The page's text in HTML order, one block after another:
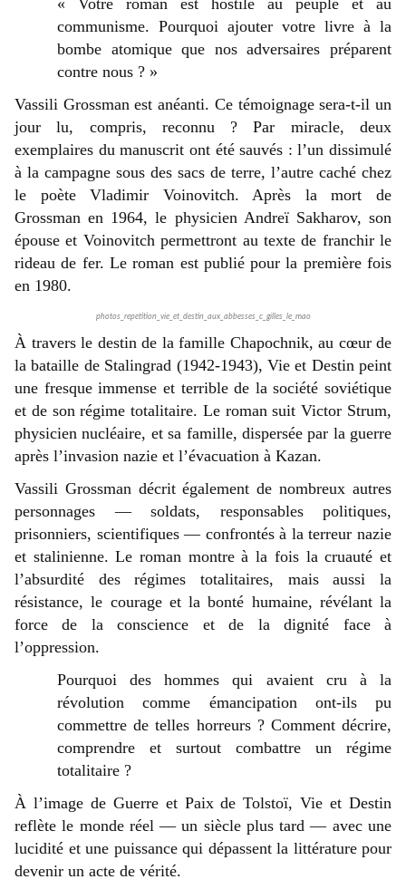
« Votre roman est hostile au peuple et au
communisme. Pourquoi ajouter votre livre à la
bombe atomique que nos adversaires préparent
contre nous ? »
Vassili Grossman est anéanti. Ce témoignage sera-t-il un
jour lu, compris, reconnu ? Par miracle, deux
exemplaires du manuscrit ont été sauvés : l’un dissimulé
à la campagne sous des sacs de terre, l’autre caché chez
le poète Vladimir Voinovitch. Après la mort de
Grossman en 1964, le physicien Andreï Sakharov, son
épouse et Voinovitch permettront au texte de franchir le
rideau de fer. Le roman est publié pour la première fois
en 1980.
photos_repetition_vie_et_destin_aux_abbesses_c_gilles_le_mao
À travers le destin de la famille Chapochnik, au cœur de
la bataille de Stalingrad (1942-1943), Vie et Destin peint
une fresque immense et terrible de la société soviétique
et de son régime totalitaire. Le roman suit Victor Strum,
physicien nucléaire, et sa famille, dispersée par la guerre
après l’invasion nazie et l’évacuation à Kazan.
Vassili Grossman décrit également de nombreux autres
personnages — soldats, responsables politiques,
prisonniers, scientifiques — confrontés à la terreur nazie
et stalinienne. Le roman montre à la fois la cruauté et
l’absurdité des régimes totalitaires, mais aussi la
résistance, le courage et la bonté humaine, révélant la
force de la conscience et de la dignité face à
l’oppression.
Pourquoi des hommes qui avaient cru à la
révolution comme émancipation ont-ils pu
commettre de telles horreurs ? Comment décrire,
comprendre et surtout combattre un régime
totalitaire ?
À l’image de Guerre et Paix de Tolstoï, Vie et Destin
reflète le monde réel — un siècle plus tard — avec une
lucidité et une puissance qui dépassent la littérature pour
devenir un acte de vérité.